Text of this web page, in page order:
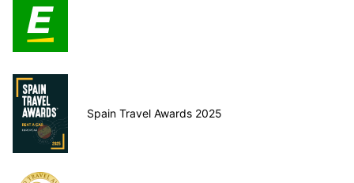
Spain Travel Awards 2025